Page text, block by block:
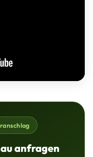
anfragen